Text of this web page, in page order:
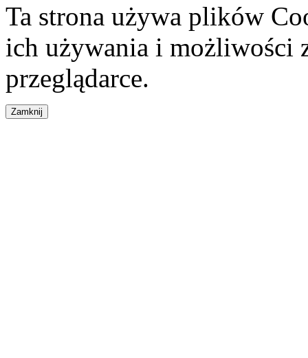
Ta strona używa plików
ich używania i możliwości
przeglądarce.